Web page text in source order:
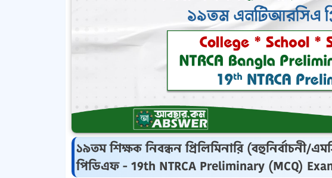
১৯তম শিক্ষক নিবন্ধন প্রিলিমিনারি (বহুনির্বাচনী/
পিডিএফ - 19th NTRCA Preliminary (MCQ)